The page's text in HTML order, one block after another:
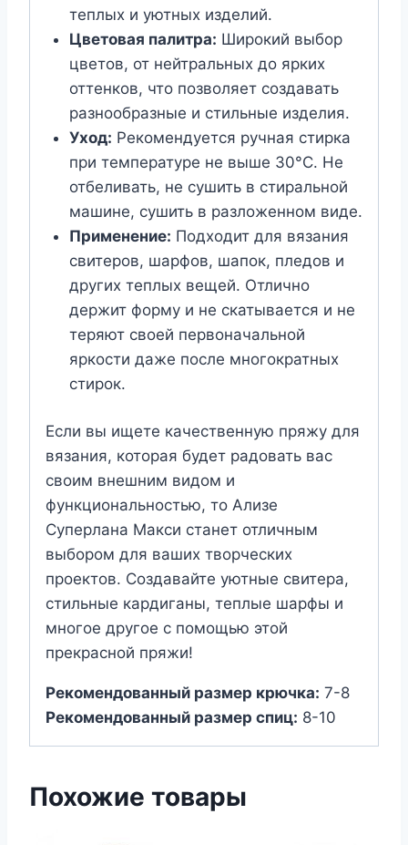
теплых и уютных изделий.
Цветовая палитра: Широкий выбор
цветов, от нейтральных до ярких
оттенков, что позволяет создавать
разнообразные и стильные изделия.
Уход: Рекомендуется ручная стирка
при температуре не выше 30°C. Не
отбеливать, не сушить в стиральной
машине, сушить в разложенном виде.
Применение: Подходит для вязания
свитеров, шарфов, шапок, пледов и
других теплых вещей. Отлично
держит форму и не скатывается и не
теряют своей первоначальной
яркости даже после многократных
стирок.
Если вы ищете качественную пряжу для
вязания, которая будет радовать вас
своим внешним видом и
функциональностью, то Ализе
Суперлана Макси станет отличным
выбором для ваших творческих
проектов. Создавайте уютные свитера,
стильные кардиганы, теплые шарфы и
многое другое с помощью этой
прекрасной пряжи!
Рекомендованный размер крючка: 7-8
Рекомендованный размер спиц: 8-10
Похожие товары